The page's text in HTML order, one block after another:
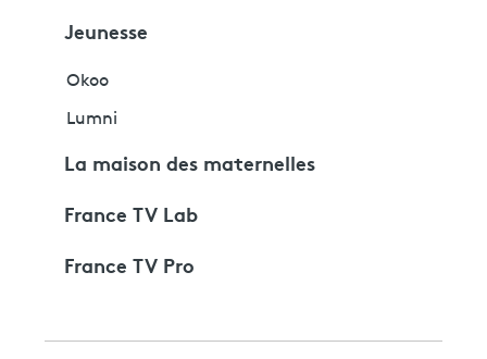
Jeunesse
Okoo
Lumni
La maison des maternelles
France TV Lab
France TV Pro